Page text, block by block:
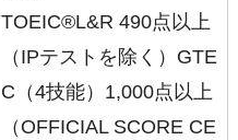
TOEIC®L&R 490点以上
（IPテストを除く）GTE
C（4技能）1,000点以上
（OFFICIAL SCORE CE